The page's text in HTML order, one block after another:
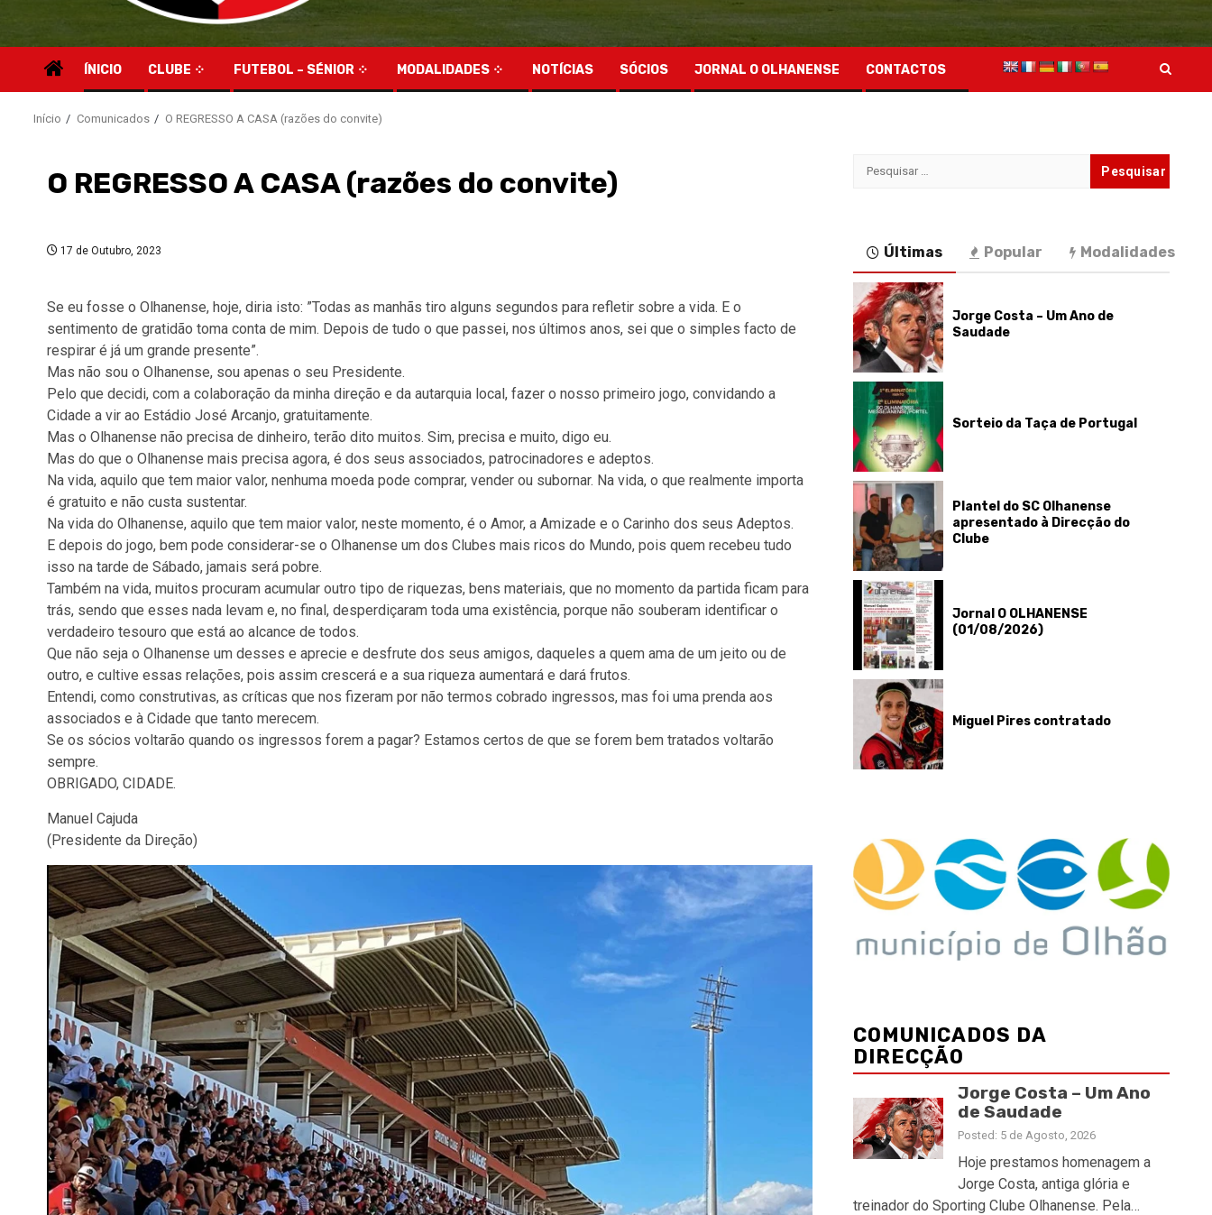
ÍNICIO CLUBE FUTEBOL – SÉNIOR MODALIDADES NOTÍCIAS SÓCIOS JORNAL O OLHANENSE CONTACTOS
Início Comunicados O REGRESSO A CASA (razões do convite)
O REGRESSO A CASA (razões do convite)
17 de Outubro, 2023
Se eu fosse o Olhanense, hoje, diria isto: ”Todas as manhãs tiro alguns segundos para refletir sobre a vida. E o
sentimento de gratidão toma conta de mim. Depois de tudo o que passei, nos últimos anos, sei que o simples facto de
respirar é já um grande presente”.
Mas não sou o Olhanense, sou apenas o seu Presidente.
Pelo que decidi, com a colaboração da minha direção e da autarquia local, fazer o nosso primeiro jogo, convidando a
Cidade a vir ao Estádio José Arcanjo, gratuitamente.
Mas o Olhanense não precisa de dinheiro, terão dito muitos. Sim, precisa e muito, digo eu.
Mas do que o Olhanense mais precisa agora, é dos seus associados, patrocinadores e adeptos.
Na vida, aquilo que tem maior valor, nenhuma moeda pode comprar, vender ou subornar. Na vida, o que realmente importa
é gratuito e não custa sustentar.
Na vida do Olhanense, aquilo que tem maior valor, neste momento, é o Amor, a Amizade e o Carinho dos seus Adeptos.
E depois do jogo, bem pode considerar-se o Olhanense um dos Clubes mais ricos do Mundo, pois quem recebeu tudo
isso na tarde de Sábado, jamais será pobre.
Também na vida, muitos procuram acumular outro tipo de riquezas, bens materiais, que no momento da partida ficam para
trás, sendo que esses nada levam e, no final, desperdiçaram toda uma existência, porque não souberam identificar o
verdadeiro tesouro que está ao alcance de todos.
Que não seja o Olhanense um desses e aprecie e desfrute dos seus amigos, daqueles a quem ama de um jeito ou de
outro, e cultive essas relações, pois assim crescerá e a sua riqueza aumentará e dará frutos.
Entendi, como construtivas, as críticas que nos fizeram por não termos cobrado ingressos, mas foi uma prenda aos
associados e à Cidade que tanto merecem.
Se os sócios voltarão quando os ingressos forem a pagar? Estamos certos de que se forem bem tratados voltarão
sempre.
OBRIGADO, CIDADE.
Manuel Cajuda
(Presidente da Direção)
Pesquisar
Últimas Popular Modalidades
Jorge Costa – Um Ano de
Saudade
Sorteio da Taça de Portugal
Plantel do SC Olhanense
apresentado à Direcção do
Clube
Jornal O OLHANENSE
(01/08/2026)
Miguel Pires contratado
COMUNICADOS DA
DIRECÇÃO
Jorge Costa – Um Ano
de Saudade
Posted: 5 de Agosto, 2026
Hoje prestamos homenagem a
Jorge Costa, antiga glória e
treinador do Sporting Clube Olhanense. Pela…